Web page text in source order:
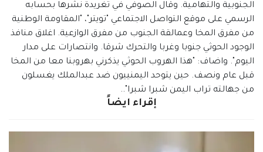
الجنوبية والتهامية. وقال الصوفي في تغريدة نشرها بحسابه
الرسمي على موقع التواصل الاجتماعي "تويتر"، "المقاومة الوطنية
من مفرق المخا وعمالقة الجنوب من مفرق الوازعية. اغلاق منافذ
الوجود الحوثي جنوبا وغربا والتحرك شرقا. وانتصارات على مدار
اليوم". واضاف: "هذا الهروب الحوثي يذكرني بهروبنا معا من المخا
قبل عام ونصف. حين يتوحد اليمنييون ضد عبدالملك يغسلون
من جهالته تراب اليمن شبرا شبرا"..
إقراء ايضاً